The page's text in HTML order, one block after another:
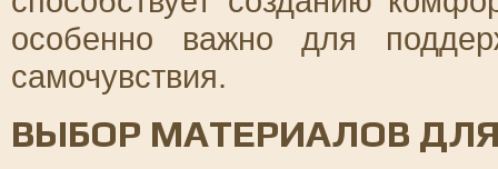
особенно важно для
самочувствия.
ВЫБОР МАТЕРИАЛОВ